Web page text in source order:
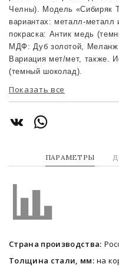
Челны). Модель «Сибиряк
вариантах: металл-
покраска: Антик медь
МДФ: Дуб золотой,
Вариация мет/мет, также.
(темный шоколад).
Показать все
ПАРАМЕТРЫ
Страна производства:
Толщина стали, мм: на